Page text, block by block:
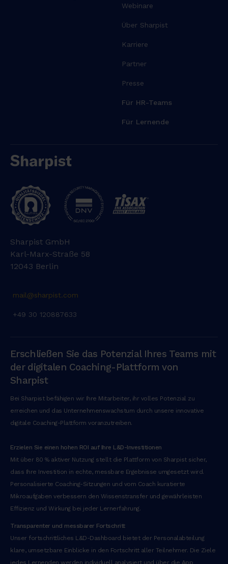
Webinare
Über Sharpist
Karriere
Partner
Presse
Für HR-Teams
Für Lernende
Sharpist GmbH
Karl-Marx-Straße 58
12043 Berlin
mail@sharpist.com
+49 30 120887633
Erschließen Sie das Potenzial Ihres Teams mit
der digitalen Coaching-Plattform von
Sharpist
Bei Sharpist befähigen wir Ihre Mitarbeiter, ihr volles Potenzial zu
erreichen und das Unternehmenswachstum durch unsere innovative
digitale Coaching-Plattform voranzutreiben.
Erzielen Sie einen hohen ROI auf Ihre L&D-Investitionen
Mit über 80 % aktiver Nutzung stellt die Plattform von Sharpist sicher,
dass Ihre Investition in echte, messbare Ergebnisse umgesetzt wird.
Personalisierte Coaching-Sitzungen und vom Coach kuratierte
Mikroaufgaben verbessern den Wissenstransfer und gewährleisten
Effizienz und Wirkung bei jeder Lernerfahrung.
Transparenter und messbarer Fortschritt
Unser fortschrittliches L&D-Dashboard bietet der Personalabteilung
klare, umsetzbare Einblicke in den Fortschritt aller Teilnehmer. Die Ziele
jedes Lernenden werden individuell analysiert und über die App